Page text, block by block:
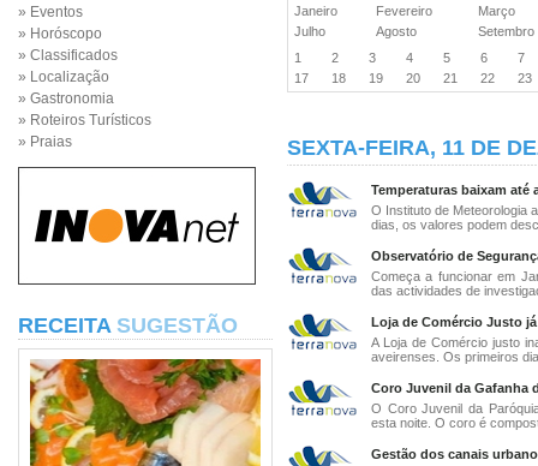
» Eventos
» Horóscopo
» Classificados
» Localização
» Gastronomia
» Roteiros Turísticos
» Praias
RECEITA SUGESTÃO
Janeiro
Fevereiro
Março
Julho
Agosto
1
2 3 4 5 6
7
17
18 19 20 21 22 23
SEXTA-FEIRA, 11 DE
Temperaturas baixam até
O Instituto de Meteorologia
dias, os valores podem
Observatório de
Começa a funcionar em
das actividades de
Loja de Comércio Justo
A Loja de Comércio justo
aveirenses. Os primeiros
Coro Juvenil da Gafanha
O Coro Juvenil da
esta noite. O coro é
Gestão dos canais